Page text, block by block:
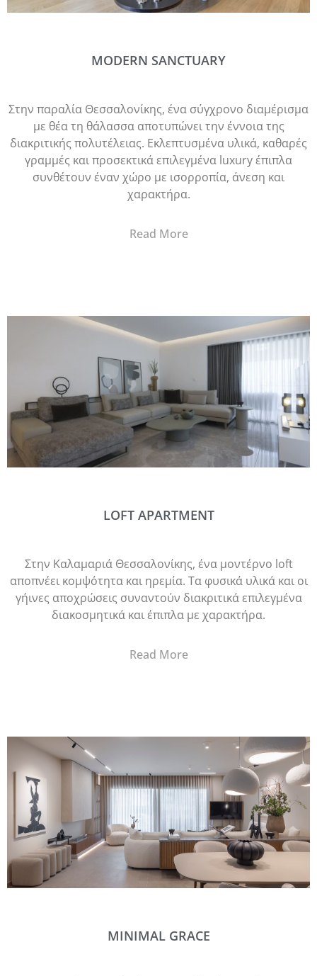
MODERN SANCTUARY
Στην παραλία Θεσσαλονίκης, ένα σύγχρονο διαμέρισμα
με θέα τη θάλασσα αποτυπώνει την έννοια της
διακριτικής πολυτέλειας. Εκλεπτυσμένα υλικά, καθαρές
γραμμές και προσεκτικά επιλεγμένα luxury έπιπλα
συνθέτουν έναν χώρο με ισορροπία, άνεση και
χαρακτήρα.
Read More
LOFT APARTMENT
Στην Καλαμαριά Θεσσαλονίκης, ένα μοντέρνο loft
αποπνέει κομψότητα και ηρεμία. Τα φυσικά υλικά και οι
γήινες αποχρώσεις συναντούν διακριτικά επιλεγμένα
διακοσμητικά και έπιπλα με χαρακτήρα.
Read More
MINIMAL GRACE